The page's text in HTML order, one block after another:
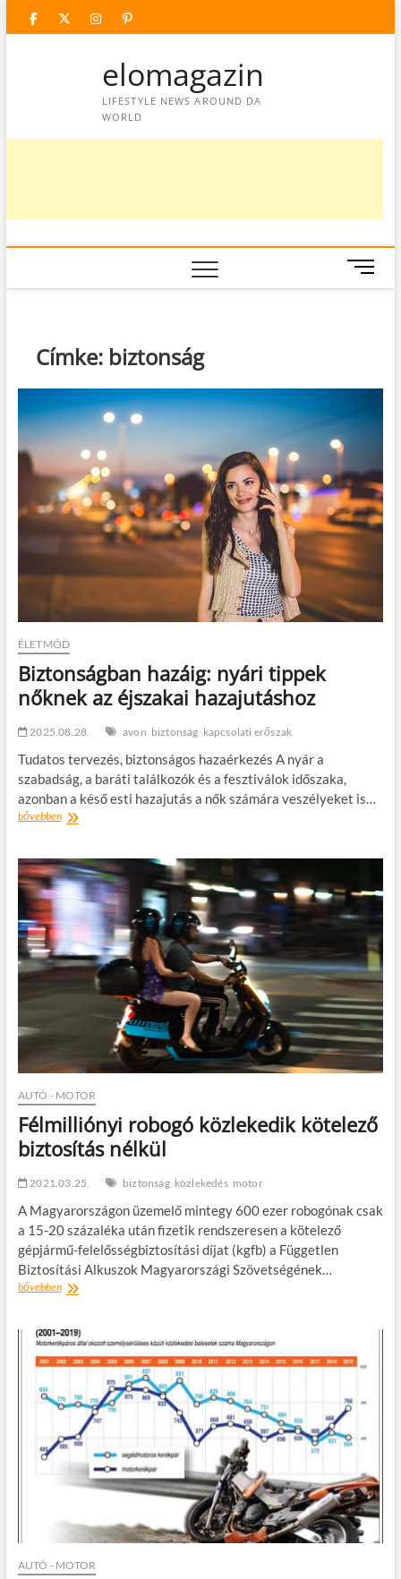
facebooktwitter
instagram
googleplus
pinterest
elomagazin
LIFESTYLE NEWS AROUND DA
WORLD
M
e
o
Címke: biztonság
ÉLETMÓD
Biztonságban hazáig: nyári tippek
nőknek az éjszakai hazajutáshoz
2025.08.28. avon biztonság kapcsolati erőszak
Tudatos tervezés, biztonságos hazaérkezés A nyár a
szabadság, a baráti találkozók és a fesztiválok időszaka,
azonban a késő esti hazajutás a nők számára veszélyeket is…
bővebbenBiztonságban
tippek
nőknek
az
éjszakai
hazajutáshoz
AUTÓ - MOTOR
Félmilliónyi robogó közlekedik kötelező
biztosítás nélkül
2021.03.25. biztonság közlekedés motor
A Magyarországon üzemelő mintegy 600 ezer robogónak csak
a 15-20 százaléka után fizetik rendszeresen a kötelező
gépjármű-felelősségbiztosítási díjat (kgfb) a Független
Biztosítási Alkuszok Magyarországi Szövetségének…
bővebbenFélmilliónyi
kötelező
biztosítás
nélkül
AUTÓ - MOTOR